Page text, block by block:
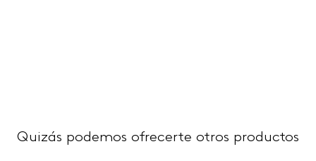
Quizás podemos ofrecerte otros productos